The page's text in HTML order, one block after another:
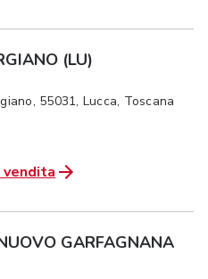
(LU)
55031, Lucca, Toscana
GARFAGNANA